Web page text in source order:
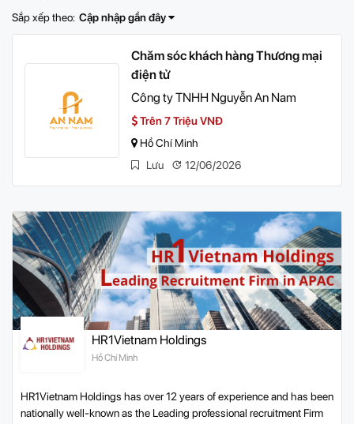
Sắp xếp theo: Cập nhập gần đây
Chăm sóc khách hàng Thương mại
điện tử
Công ty TNHH Nguyễn An Nam
Trên 7 Triệu VNĐ
Hồ Chí Minh
Lưu
12/06/2026
HR1Vietnam Holdings
Hồ Chí Minh
HR1Vietnam Holdings has over 12 years of experience and has been
nationally well-known as the Leading professional recruitment Firm